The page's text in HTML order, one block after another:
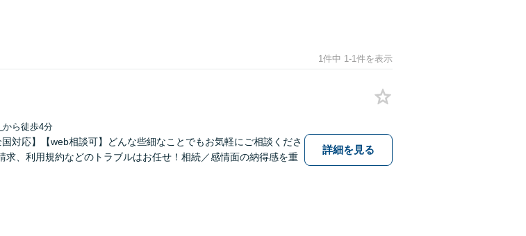
1件中 1-1件を表示
から徒歩4分
対応】【web相談可】どんな些細なことでもお気軽にご相談くださ
求、利用規約などのトラブルはお任せ！相続／感情面の納得感を重
詳細を見る